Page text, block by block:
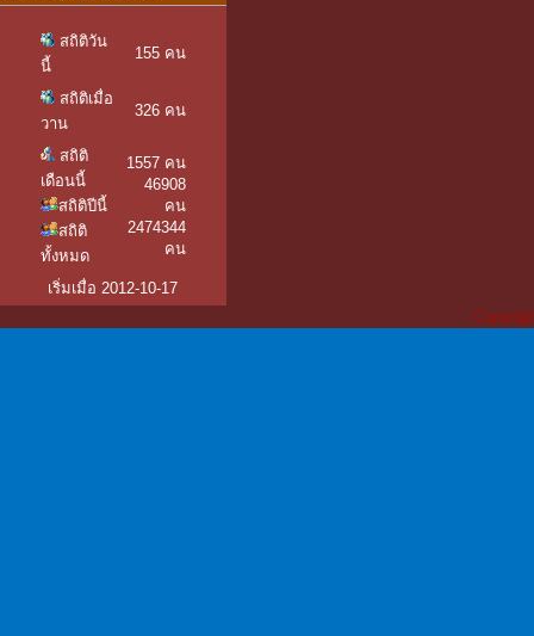
สถิติวัน
นี้
155 คน
สถิติเมื่อ
วาน
326 คน
สถิติ
เดือนนี้
สถิติปีนี้
สถิติ
ทั้งหมด
1557 คน
46908
คน
2474344
คน
เริ่มเมื่อ 2012-10-17